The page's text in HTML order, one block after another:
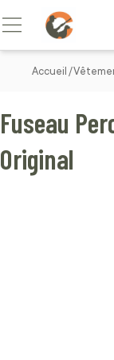
Allez au contenu
Basculer la navigation
Accueil
Fuseau
Original